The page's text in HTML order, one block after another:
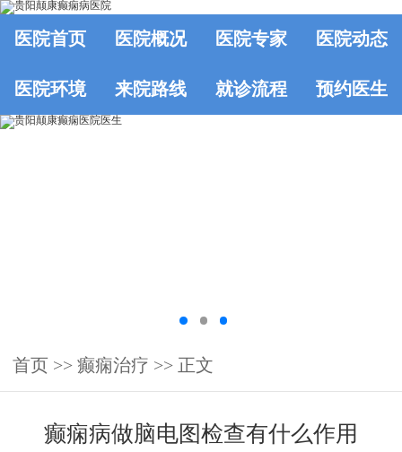
医院首页 医院概况 医院专家 医院动态
医院环境 来院路线 就诊流程 预约医生
首页 >> 癫痫治疗 >> 正文
癫痫病做脑电图检查有什么作用